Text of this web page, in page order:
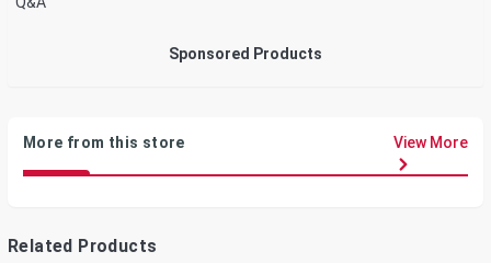
Sponsored Products
More from this store View More
Related Products